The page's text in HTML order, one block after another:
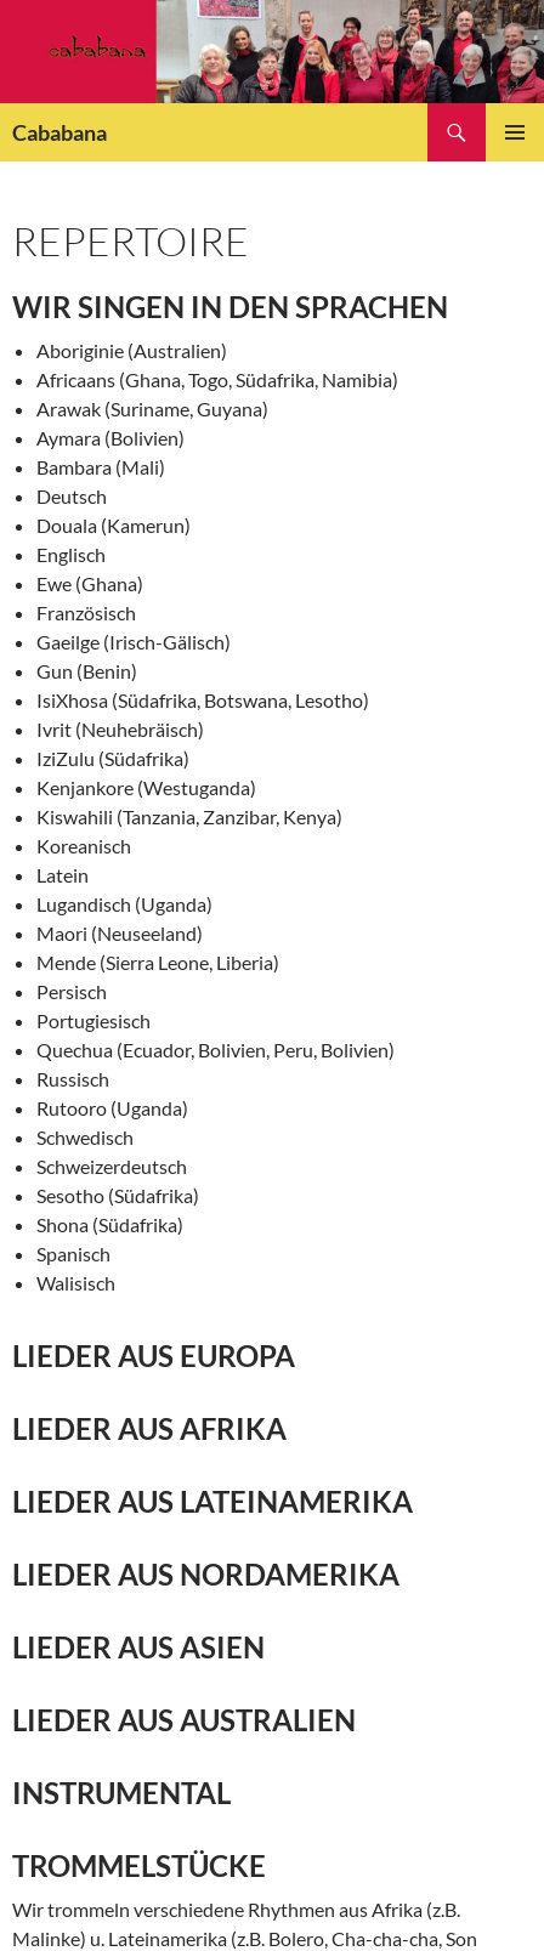
Cababana
REPERTOIRE
WIR SINGEN IN DEN SPRACHEN
Aboriginie (Australien)
Africaans (Ghana, Togo, Südafrika, Namibia)
Arawak (Suriname, Guyana)
Aymara (Bolivien)
Bambara (Mali)
Deutsch
Douala (Kamerun)
Englisch
Ewe (Ghana)
Französisch
Gaeilge (Irisch-Gälisch)
Gun (Benin)
IsiXhosa (Südafrika, Botswana, Lesotho)
Ivrit (Neuhebräisch)
IziZulu (Südafrika)
Kenjankore (Westuganda)
Kiswahili (Tanzania, Zanzibar, Kenya)
Koreanisch
Latein
Lugandisch (Uganda)
Maori (Neuseeland)
Mende (Sierra Leone, Liberia)
Persisch
Portugiesisch
Quechua (Ecuador, Bolivien, Peru, Bolivien)
Russisch
Rutooro (Uganda)
Schwedisch
Schweizerdeutsch
Sesotho (Südafrika)
Shona (Südafrika)
Spanisch
Walisisch
LIEDER AUS EUROPA
LIEDER AUS AFRIKA
LIEDER AUS LATEINAMERIKA
LIEDER AUS NORDAMERIKA
LIEDER AUS ASIEN
LIEDER AUS AUSTRALIEN
INSTRUMENTAL
TROMMELSTÜCKE
Wir trommeln verschiedene Rhythmen aus Afrika (z.B.
Malinke) u. Lateinamerika (z.B. Bolero, Cha-cha-cha, Son